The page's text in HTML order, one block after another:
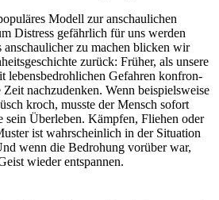
Modell zur anschaulichen
Distress gefährlich für uns werden
zu machen blicken wir
zurück: Früher, als unsere
lebens­be­droh­li­chen Gefah­ren kon­fron­
nachzudenken. Wenn beispielsweise
kroch, musste der Mensch sofort
sein Überleben. Kämp­fen, Flie­hen oder
ist wahr­schein­lich in der Situation
wenn die Bedro­hung vor­über war,
wieder entspannen.